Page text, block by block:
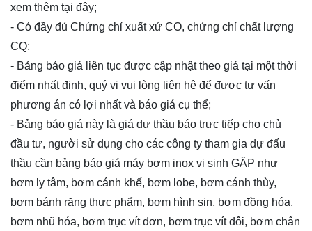
xem thêm tại đây;
- Có đầy đủ Chứng chỉ xuất xứ CO, chứng chỉ chất lượng
CQ;
- Bảng báo giá liên tục được cập nhật theo giá tại một thời
điểm nhất định, quý vị vui lòng liên hệ để được tư vấn
phương án có lợi nhất và báo giá cụ thể;
- Bảng báo giá này là giá dự thầu báo trực tiếp cho chủ
đầu tư, người sử dụng cho các công ty tham gia dự đấu
thầu cần bảng báo giá máy bơm inox vi sinh GẤP như
bơm ly tâm, bơm cánh khế, bơm lobe, bơm cánh thùy,
bơm bánh răng thực phẩm, bơm hình sin, bơm đồng hóa,
bơm nhũ hóa, bơm trục vít đơn, bơm trục vít đôi, bơm chân